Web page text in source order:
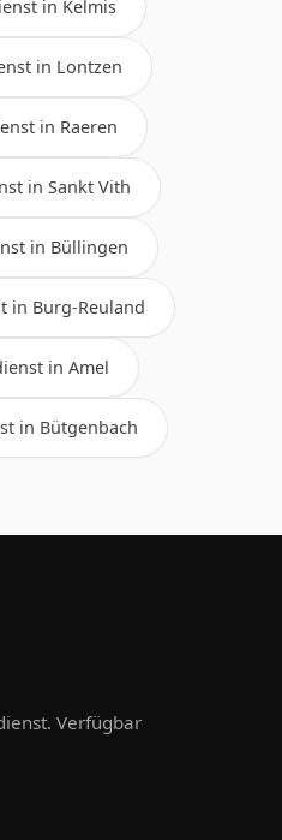
in Kelmis
in Lontzen
in Raeren
in Sankt Vith
in Büllingen
in Burg-Reuland
in Amel
in Bütgenbach
Verfügbar